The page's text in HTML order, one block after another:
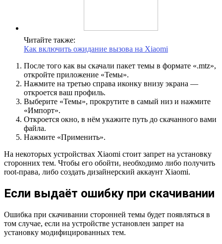
Читайте также:
Как включить ожидание вызова на Xiaomi
После того как вы скачали пакет темы в формате «.mtz»,
откройте приложение «Темы».
Нажмите на третью справа иконку внизу экрана —
откроется ваш профиль.
Выберите «Темы», прокрутите в самый низ и нажмите
«Импорт».
Откроется окно, в нём укажите путь до скачанного вами
файла.
Нажмите «Применить».
На некоторых устройствах Xiaomi стоит запрет на установку
сторонних тем. Чтобы его обойти, необходимо либо получить
root-права, либо создать дизайнерский аккаунт Xiaomi.
Если выдаёт ошибку при скачивании
Ошибка при скачивании сторонней темы будет появляться в
том случае, если на устройстве установлен запрет на
установку модифицированных тем.